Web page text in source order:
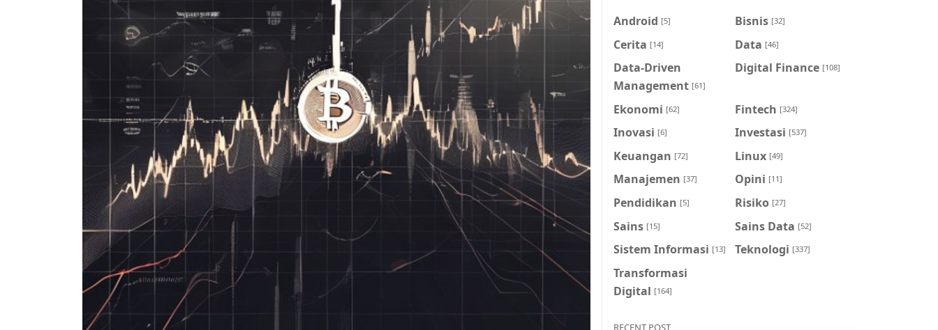
Android [5] Bisnis [32]
Cerita [14] Data [46]
Data-Driven
Management [61]
Digital Finance [108]
Ekonomi [62] Fintech [324]
Inovasi [6] Investasi [537]
Keuangan [72] Linux [49]
Manajemen [37] Opini [11]
Pendidikan [5] Risiko [27]
Sains [15] Sains Data [52]
Sistem Informasi [13] Teknologi [337]
Transformasi
Digital [164]
RECENT POST